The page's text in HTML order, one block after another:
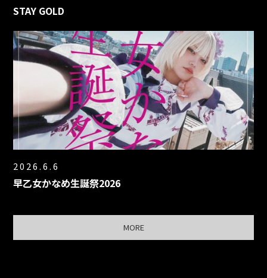
STAY GOLD
2026.6.6
早乙女かなめ生誕祭2026
MORE